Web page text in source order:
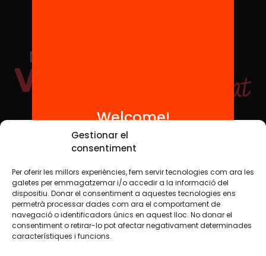
Gestionar el
consentiment
Per oferir les millors experiències, fem servir tecnologies com ara les
galetes per emmagatzemar i/o accedir a la informació del
dispositiu. Donar el consentiment a aquestes tecnologies ens
permetrà processar dades com ara el comportament de
navegació o identificadors únics en aquest lloc. No donar el
consentiment o retirar-lo pot afectar negativament determinades
característiques i funcions.
Social Media
TW YTB IG FB IN
Legal NoticeCookie Policy
Welcome!